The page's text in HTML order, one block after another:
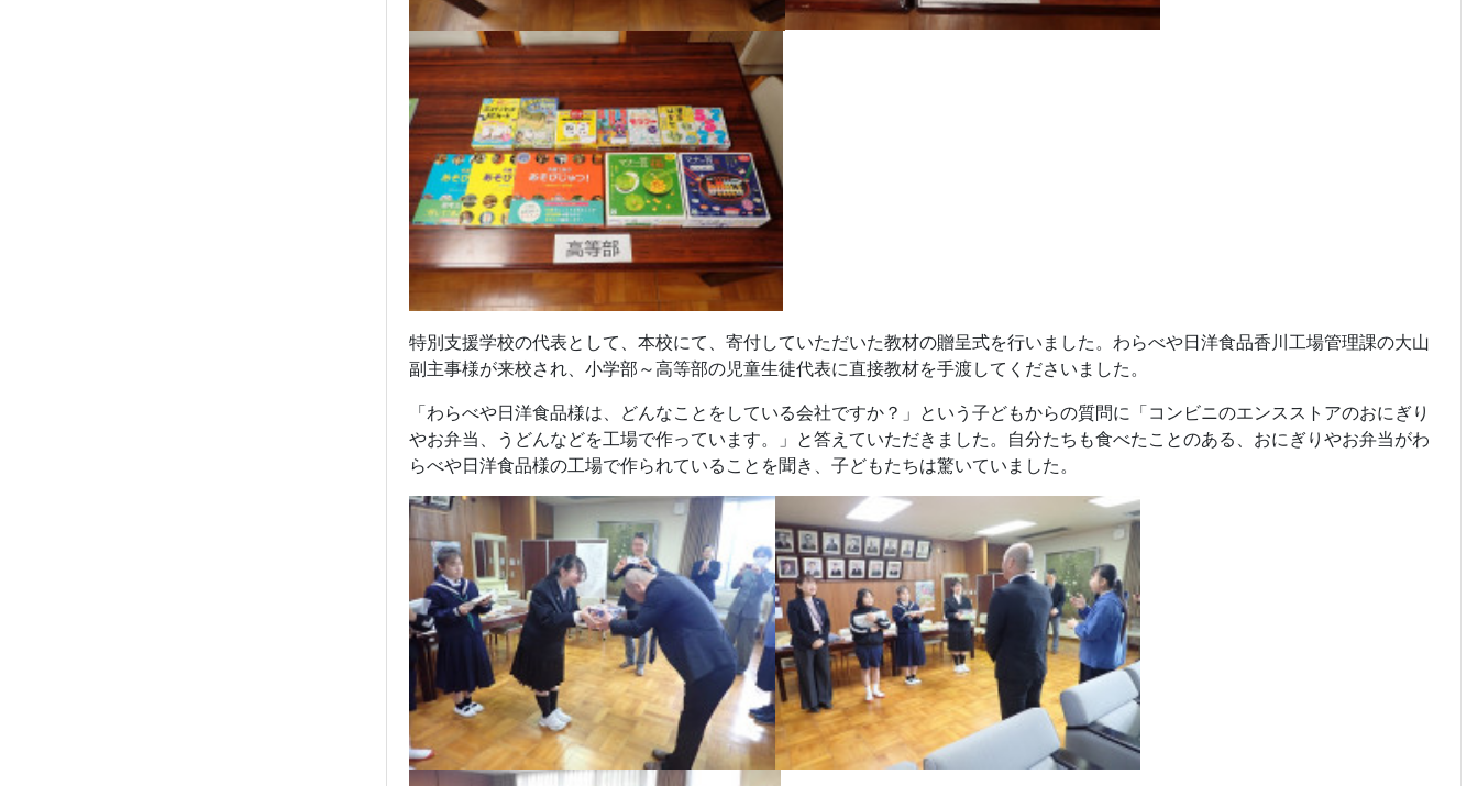
特別支援学校の代表として、本校にて、寄付していただいた教材の贈呈式を行いました。わらべや日洋食品香川工場管理課の大山
副主事様が来校され、小学部～高等部の児童生徒代表に直接教材を手渡してくださいました。
「わらべや日洋食品様は、どんなことをしている会社ですか？」という子どもからの質問に「コンビニのエンスストアのおにぎり
やお弁当、うどんなどを工場で作っています。」と答えていただきました。自分たちも食べたことのある、おにぎりやお弁当がわ
らべや日洋食品様の工場で作られていることを聞き、子どもたちは驚いていました。